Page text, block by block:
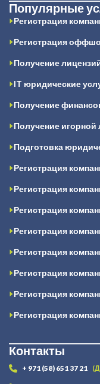
Популярные
Регистрация
Регистрация
Получение
IT юридические
Получение
Получение игорной
Подготовка
Регистрация
Регистрация
Регистрация
Регистрация
Регистрация
Регистрация
Регистрация
Регистрация
Контакты
+ 971 (58) 651 37 21